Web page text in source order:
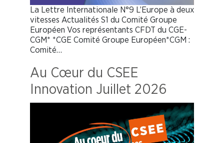
La Lettre Internationale N°9 L’Europe à deux
vitesses Actualités S1 du Comité Groupe
Européen Vos représentants CFDT du CGE-
CGM* *CGE Comité Groupe Européen*CGM :
Comité…
Au Cœur du CSEE
Innovation Juillet 2026